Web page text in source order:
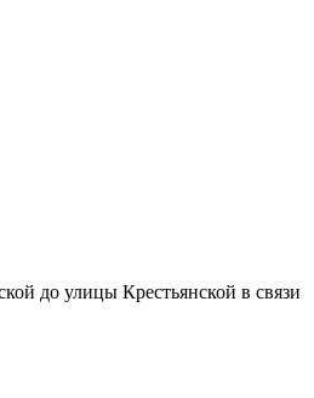
до улицы Крестьянской в связи